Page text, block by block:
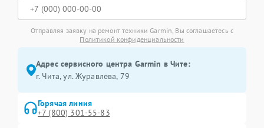
Отправляя заявку на ремонт техники Garmin, Вы соглашаетесь с
Политикой конфиденциальности
Адрес сервисного центра Garmin в Чите:
г. Чита, ул. Журавлёва, 79
Горячая линия
+7 (800) 301-55-83